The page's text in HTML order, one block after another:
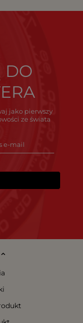
DO
jako pierwszy
ze świata